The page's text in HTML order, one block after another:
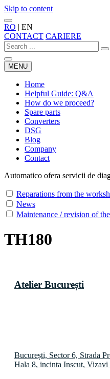
Skip to content
RO | EN
CONTACT CARIERE
MENU
Home
Helpful Guide: Q&A
How do we proceed?
Spare parts
Converters
DSG
Blog
Company
Contact
Automatico ofera servicii de
Reparations from the
News
Maintenance / revision of
TH180
Atelier București
București, Sector 6, Strada
Hala 8, incinta Inscut, Vizavi